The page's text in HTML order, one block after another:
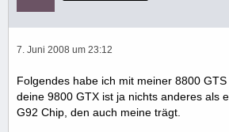
7. Juni 2008 um 23:12
Folgendes habe ich mit meiner 8800
deine 9800 GTX ist ja nichts anderes als
G92 Chip, den auch meine trägt.